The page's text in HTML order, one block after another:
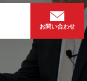
お問い合わせ